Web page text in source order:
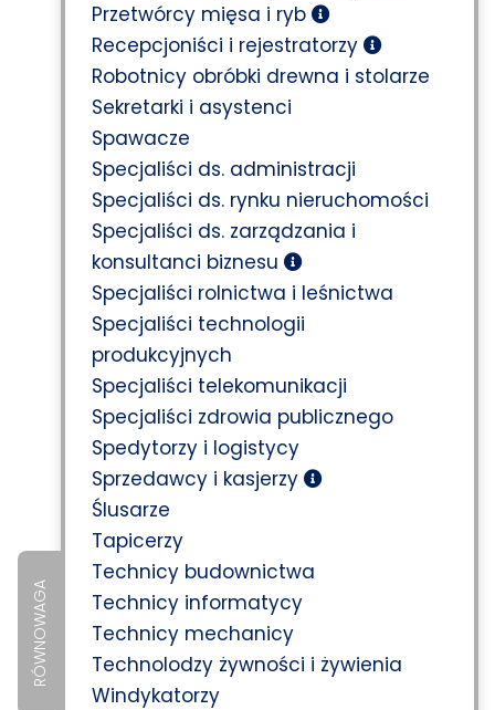
RÓWNOWAGA
Przetwórcy mięsa i ryb
Recepcjoniści i rejestratorzy
Robotnicy obróbki drewna i stolarze
Sekretarki i asystenci
Spawacze
Specjaliści ds. administracji
Specjaliści ds. rynku nieruchomości
Specjaliści ds. zarządzania i
konsultanci biznesu
Specjaliści rolnictwa i leśnictwa
Specjaliści technologii
produkcyjnych
Specjaliści telekomunikacji
Specjaliści zdrowia publicznego
Spedytorzy i logistycy
Sprzedawcy i kasjerzy
Ślusarze
Tapicerzy
Technicy budownictwa
Technicy informatycy
Technicy mechanicy
Technolodzy żywności i żywienia
Windykatorzy